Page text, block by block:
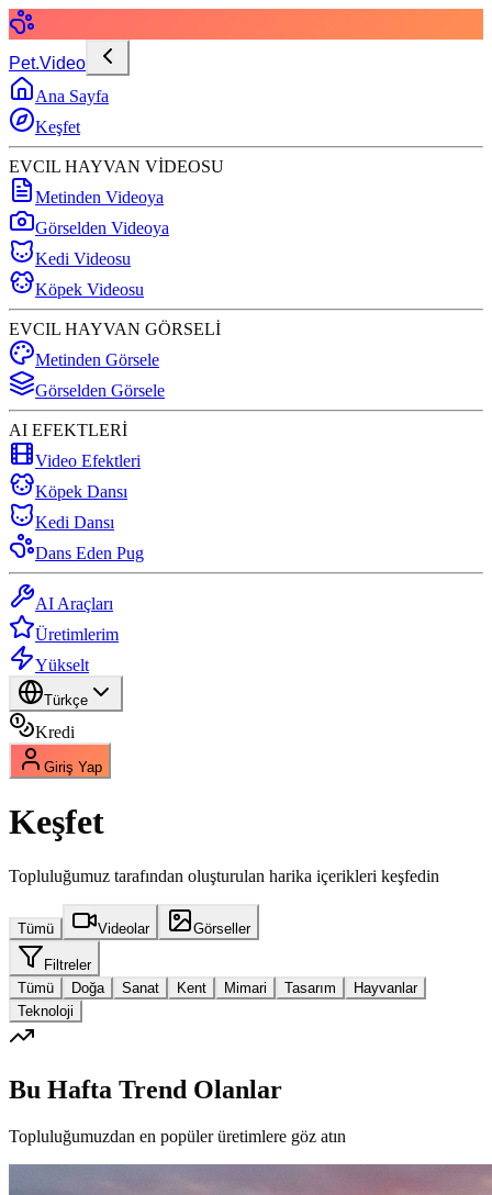
Pet.Video
Ana Sayfa
Keşfet
EVCIL HAYVAN VİDEOSU
Metinden Videoya
Görselden Videoya
Kedi Videosu
Köpek Videosu
EVCIL HAYVAN GÖRSELİ
Metinden Görsele
Görselden Görsele
AI EFEKTLERİ
Video Efektleri
Köpek Dansı
Kedi Dansı
Dans Eden Pug
AI Araçları
Üretimlerim
Yükselt
Türkçe
Kredi
Giriş Yap
Keşfet
Topluluğumuz tarafından oluşturulan harika içerikleri keşfedin
Tümü Videolar Görseller
Filtreler
Tümü
Doğa Sanat Kent Mimari Tasarım
Hayvanlar
Teknoloji
Bu Hafta Trend Olanlar
Topluluğumuzdan en popüler üretimlere göz atın